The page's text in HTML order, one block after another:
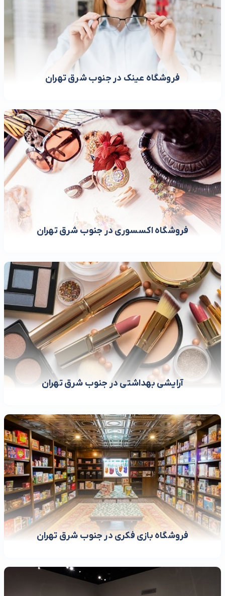
فروشگاه عینک در جنوب شرق تهران
فروشگاه اکسسوری در جنوب شرق تهران
آرایشی بهداشتی در جنوب شرق تهران
فروشگاه بازی فکری در جنوب شرق تهران